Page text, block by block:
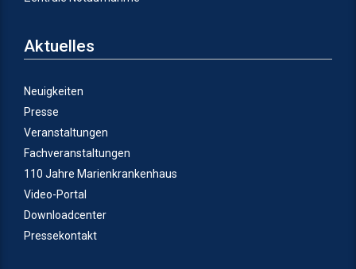
Aktuelles
Neuigkeiten
Presse
Veranstaltungen
Fachveranstaltungen
110 Jahre Marienkrankenhaus
Video-Portal
Downloadcenter
Pressekontakt